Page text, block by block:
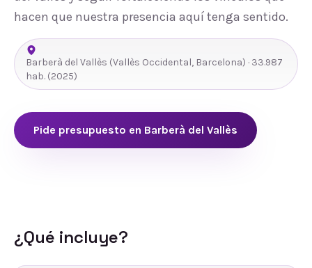
hacen que nuestra presencia aquí tenga sentido.
Barberà del Vallès (Vallès Occidental, Barcelona) · 33.987
hab. (2025)
Pide presupuesto en Barberà del Vallès
¿Qué incluye?